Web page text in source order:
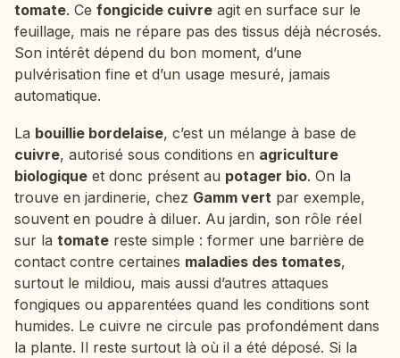
tomate. Ce fongicide cuivre agit en surface sur le
feuillage, mais ne répare pas des tissus déjà nécrosés.
Son intérêt dépend du bon moment, d’une
pulvérisation fine et d’un usage mesuré, jamais
automatique.
La bouillie bordelaise, c’est un mélange à base de
cuivre, autorisé sous conditions en agriculture
biologique et donc présent au potager bio. On la
trouve en jardinerie, chez Gamm vert par exemple,
souvent en poudre à diluer. Au jardin, son rôle réel
sur la tomate reste simple : former une barrière de
contact contre certaines maladies des tomates,
surtout le mildiou, mais aussi d’autres attaques
fongiques ou apparentées quand les conditions sont
humides. Le cuivre ne circule pas profondément dans
la plante. Il reste surtout là où il a été déposé. Si la